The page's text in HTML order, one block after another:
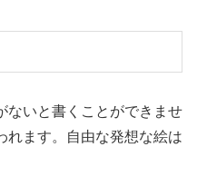
ないと書くことができませ
れます。自由な発想な絵は